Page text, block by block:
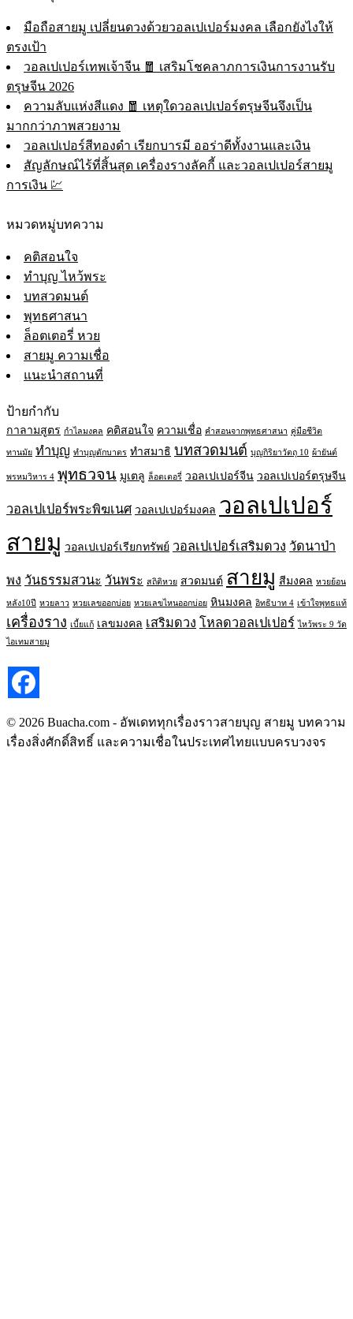
มือถือสายมู เปลี่ยนดวงด้วยวอลเปเปอร์มงคล เลือกยังไงให้
ตรงเป้า
วอลเปเปอร์เทพเจ้าจีน 🧧 เสริมโชคลาภการเงินการงานรับ
ตรุษจีน 2026
ความลับแห่งสีแดง 🧧 เหตุใดวอลเปเปอร์ตรุษจีนจึงเป็น
มากกว่าภาพสวยงาม
วอลเปเปอร์สีทองดำ เรียกบารมี ออร่าดีทั้งงานและเงิน
สัญลักษณ์ไร้ที่สิ้นสุด เครื่องรางลัคกี้ และวอลเปเปอร์สายมู
การเงิน 💹
หมวดหมู่บทความ
คติสอนใจ
ทำบุญ ไหว้พระ
บทสวดมนต์
พุทธศาสนา
ล็อตเตอรี่ หวย
สายมู ความเชื่อ
แนะนำสถานที่
ป้ายกำกับ
กาลามสูตร กำไลมงคล คติสอนใจ ความเชื่อ คำสอนจากพุทธศาสนา คู่มือชีวิต
ทานมัย ทำบุญ ทำบุญตักบาตร ทำสมาธิ บทสวดมนต์ บุญกิริยาวัตถุ 10 ผ้ายันต์
พรหมวิหาร 4 พุทธวจน มูเตลู ล็อตเตอรี่ วอลเปเปอร์จีน วอลเปเปอร์ตรุษจีน
วอลเปเปอร์พระพิฆเนศ วอลเปเปอร์มงคล วอลเปเปอร์
สายมู วอลเปเปอร์เรียกทรัพย์ วอลเปเปอร์เสริมดวง วัดนาป่า
พง วันธรรมสวนะ วันพระ สถิติหวย สวดมนต์ สายมู สีมงคล หวยย้อน
หลัง10ปี หวยลาว หวยเลขออกบ่อย หวยเลขไหนออกบ่อย หินมงคล อิทธิบาท 4 เข้าใจพุทธแท้
เครื่องราง เบี้ยแก้ เลขมงคล เสริมดวง โหลดวอลเปเปอร์ ไหว้พระ 9 วัด
ไอเทมสายมู
© 2026 Buacha.com - อัพเดททุกเรื่องราวสายบุญ สายมู บทความ
เรื่องสิ่งศักดิ์สิทธิ์ และความเชื่อในประเทศไทยแบบครบวงจร